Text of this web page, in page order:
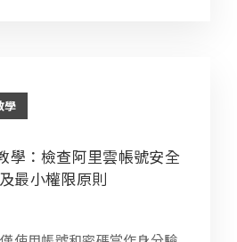
學
學：檢查阿里雲帳號安全
最小權限原則